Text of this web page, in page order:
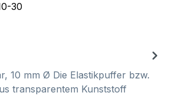
30
10 mm Ø Die Elastikpuffer bzw.
transparentem Kunststoff